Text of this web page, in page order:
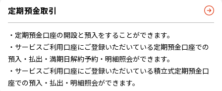
定期預金取引
・定期預金口座の開設と預入をすることができます。
・サービスご利用口座にご登録いただいている定期預金口座での
預入・払出・満期日解約予約・明細照会ができます。
・サービスご利用口座にご登録いただいている積立式定期預金口
座での預入・払出・明細照会ができます。